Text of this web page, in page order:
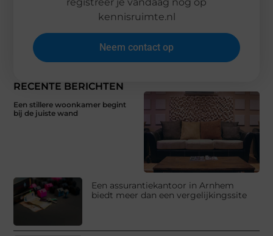
RECENTE BERICHTEN
Een stillere woonkamer begint
bij de juiste wand
Een assurantiekantoor in Arnhem
biedt meer dan een vergelijkingssite
kennisruimte.nl
Neem contact op